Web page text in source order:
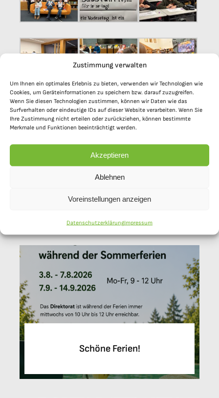
Zustimmung verwalten
Um Ihnen ein optimales Erlebnis zu bieten, verwenden wir Technologien wie
Cookies, um Geräteinformationen zu speichern bzw. darauf zuzugreifen.
Wenn Sie diesen Technologien zustimmen, können wir Daten wie das
Surfverhalten oder eindeutige IDs auf dieser Website verarbeiten. Wenn Sie
Ihre Zustimmung nicht erteilen oder zurückziehen, können bestimmte
Merkmale und Funktionen beeinträchtigt werden.
Akzeptieren
Ablehnen
Voreinstellungen anzeigen
DatenschutzerklärungImpressum
Weitere Beiträge
Schöne Ferien!